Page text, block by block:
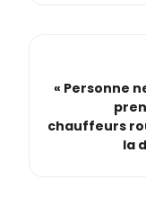
« Personne
chauffeurs
la